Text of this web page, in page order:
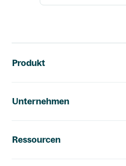
Produkt
Unternehmen
Ressourcen